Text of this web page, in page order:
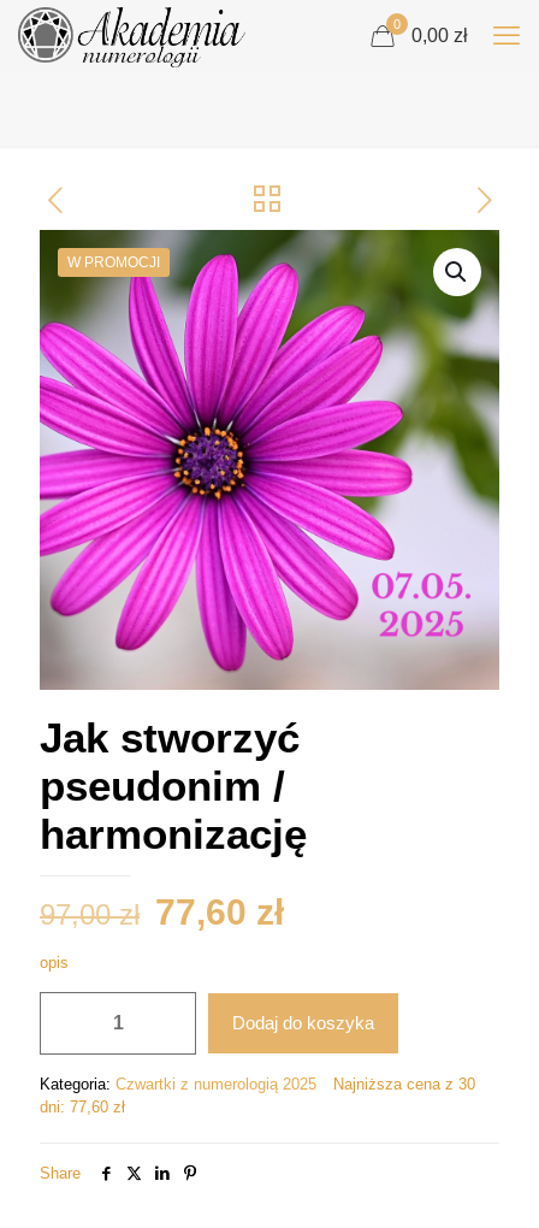
0
0,00 zł
W PROMOCJI
Jak stworzyć
pseudonim /
harmonizację
97,00zł Pierwotna
wynosiła:
97,00 zł.
77,60 złAktualna
wynosi:
77,60 zł.
opis
/
harmonizację
Dodaj do koszyka
Kategoria: Czwartki z numerologią 2025
Najniższa cena z 30
dni: 77,60 zł
Share